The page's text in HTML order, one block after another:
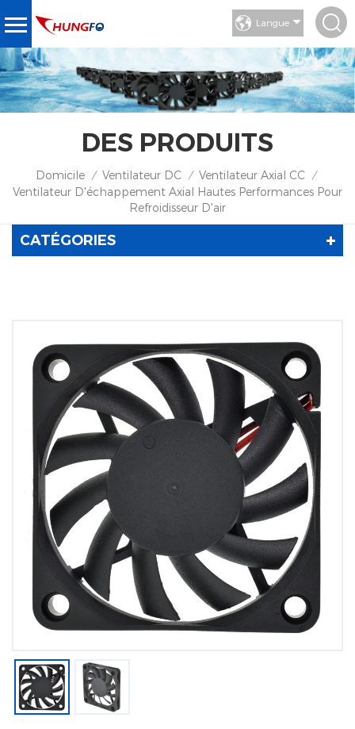
Langue
DES PRODUITS
Domicile / Ventilateur DC / Ventilateur Axial CC /
Ventilateur D'échappement Axial Hautes Performances Pour
Refroidisseur D'air
CATÉGORIES